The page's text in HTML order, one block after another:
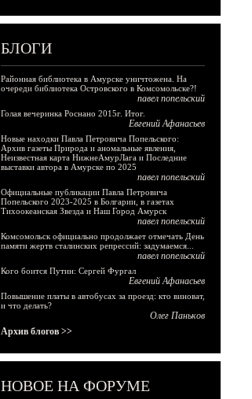
БЛОГИ
Районная библиотека в Амурске уничтожена. На
очереди библиотека Островского в Комсомольске?!
павел попельский
Голая вечеринка Роснано 2015г. Итог.
Евгений Афанасьев
Новые находки Павла Петровича Попельского:
Архив газеты Природа и аномальные явления,
Неизвестная карта НижнеАмурЛага и Последние
выставки автора в Амурске по 2025
павел попельский
Официальные публикации Павла Петровича
Попельского 2023-2025 в Болгарии, в газетах
Тихоокеанская Звезда и Наш Город Амурск
павел попельский
Комсомольск официально продолжает отмечать День
памяти жертв сталинских репрессий: задумаемся...
павел попельский
Кого боится Путин: Сергей Фургал
Евгений Афанасьев
Повышение платы в автобусах за проезд: кто виноват,
и что делать?
Олег Паньков
Архив блогов >>
НОВОЕ НА ФОРУМЕ